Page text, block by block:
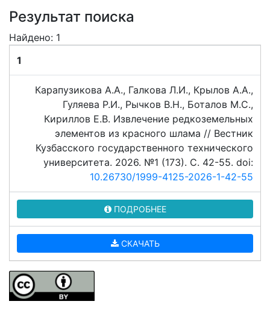
Результат поиска
Найдено: 1
1
Карапузикова А.А., Галкова Л.И., Крылов А.А.,
Гуляева Р.И., Рычков В.Н., Боталов М.С.,
Кириллов Е.В. Извлечение редкоземельных
элементов из красного шлама // Вестник
Кузбасского государственного технического
университета. 2026. №1 (173). C. 42-55. doi:
10.26730/1999-4125-2026-1-42-55
ПОДРОБНЕЕ
СКАЧАТЬ